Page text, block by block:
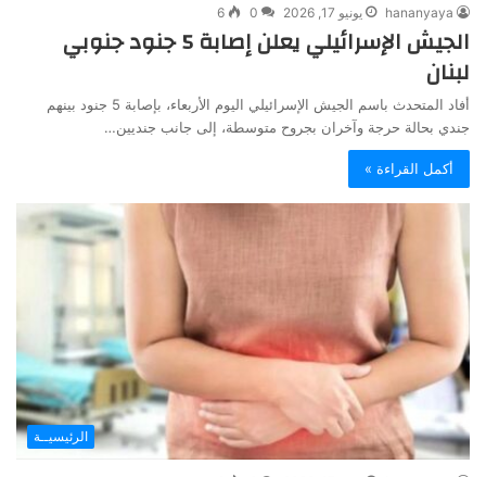
hananyaya يونيو 17, 2026 0
6
الجيش الإسرائيلي يعلن إصابة 5 جنود جنوبي
لبنان
أفاد المتحدث باسم الجيش الإسرائيلي اليوم الأربعاء، بإصابة 5 جنود بينهم
جندي بحالة حرجة وآخران بجروح متوسطة، إلى جانب جنديين…
أكمل القراءة »
الرئيسيــة